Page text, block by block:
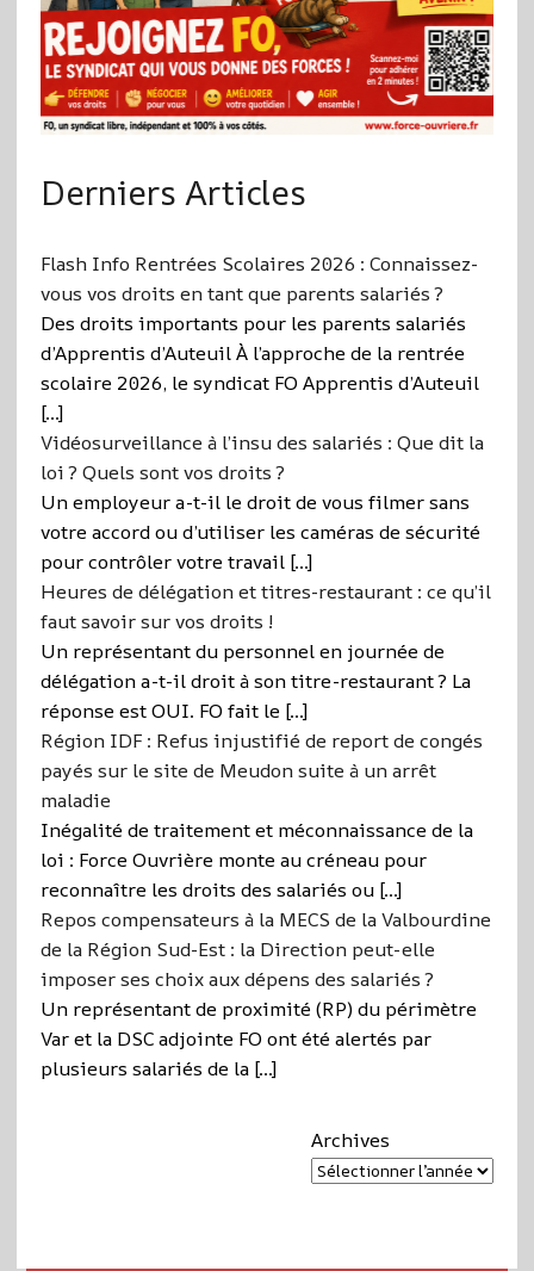
Derniers Articles
Flash Info Rentrées Scolaires 2026 : Connaissez-
vous vos droits en tant que parents salariés ?
Des droits importants pour les parents salariés
d’Apprentis d’Auteuil À l’approche de la rentrée
scolaire 2026, le syndicat FO Apprentis d’Auteuil
[…]
Vidéosurveillance à l’insu des salariés : Que dit la
loi ? Quels sont vos droits ?
Un employeur a-t-il le droit de vous filmer sans
votre accord ou d’utiliser les caméras de sécurité
pour contrôler votre travail […]
Heures de délégation et titres-restaurant : ce qu’il
faut savoir sur vos droits !
Un représentant du personnel en journée de
délégation a-t-il droit à son titre-restaurant ? La
réponse est OUI. FO fait le […]
Région IDF : Refus injustifié de report de congés
payés sur le site de Meudon suite à un arrêt
maladie
Inégalité de traitement et méconnaissance de la
loi : Force Ouvrière monte au créneau pour
reconnaître les droits des salariés ou […]
Repos compensateurs à la MECS de la Valbourdine
de la Région Sud-Est : la Direction peut-elle
imposer ses choix aux dépens des salariés ?
Un représentant de proximité (RP) du périmètre
Var et la DSC adjointe FO ont été alertés par
plusieurs salariés de la […]
Archives